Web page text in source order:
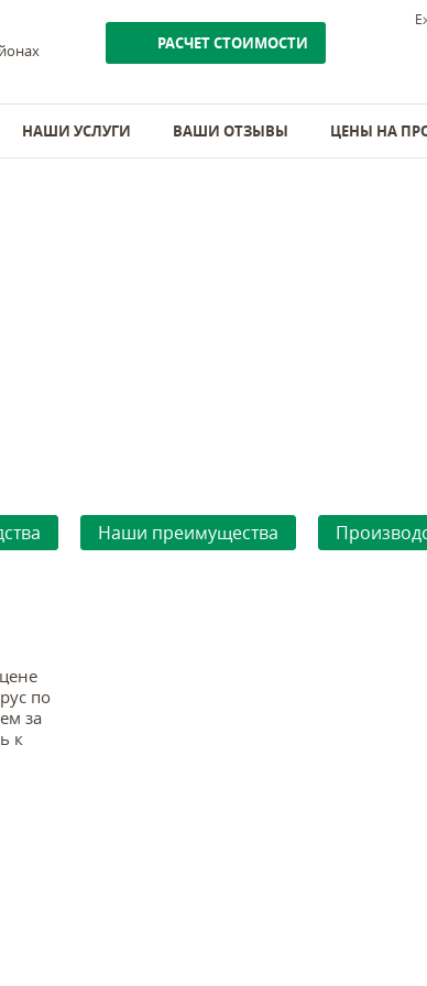
РАСЧЕТ СТОИМОСТИ
НАШИ УСЛУГИ ВАШИ ОТЗЫВЫ ЦЕНЫ НА
Наши преимущества
по
за
к